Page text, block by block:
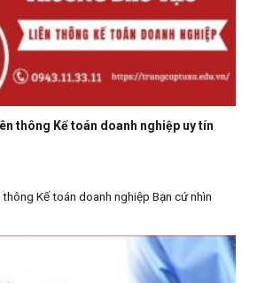
thông Kế toán doanh nghiệp uy tín
Kế toán doanh nghiệp Bạn cứ nhìn